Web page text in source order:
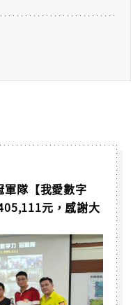
隊【我愛數字
元，感謝大